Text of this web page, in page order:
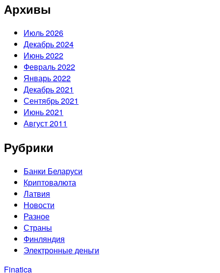
Архивы
Июль 2026
Декабрь 2024
Июнь 2022
Февраль 2022
Январь 2022
Декабрь 2021
Сентябрь 2021
Июнь 2021
Август 2011
Рубрики
Банки Беларуси
Криптовалюта
Латвия
Новости
Разное
Страны
Финляндия
Электронные деньги
Finatica